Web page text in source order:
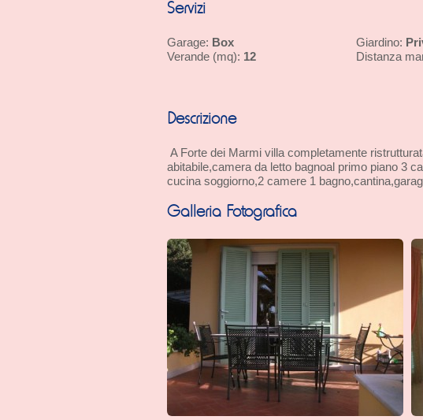
Servizi
Garage: Box Giardino:
Verande (mq): 12 Distanza
Descrizione
A Forte dei Marmi villa completamente
abitabile,camera da letto bagnoal primo piano 3
cucina soggiorno,2 camere 1
Galleria Fotografica